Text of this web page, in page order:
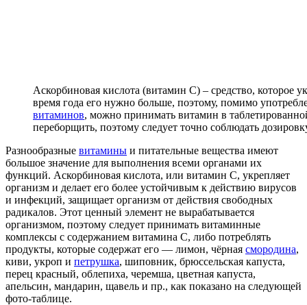
Аскорбиновая кислота (витамин C) – средство, которое
время года его нужно больше, поэтому, помимо
витаминов, можно принимать витамин в
переборщить, поэтому следует точно соблюдать
Разнообразные витамины и питательные вещества имеют
большое значение для выполнения всеми органами их
функций. Аскорбиновая кислота, или витамин C, укрепляет
организм и делает его более устойчивым к действию вирусов
и инфекций, защищает организм от действия свободных
радикалов. Этот ценный элемент не вырабатывается
организмом, поэтому следует принимать витаминные
комплексы с содержанием витамина C, либо потреблять
продукты, которые содержат его — лимон, чёрная смородина,
киви, укроп и петрушка, шиповник, брюссельская капуста,
перец красный, облепиха, черемша, цветная капуста,
апельсин, мандарин, щавель и пр., как показано на следующей
фото-таблице.